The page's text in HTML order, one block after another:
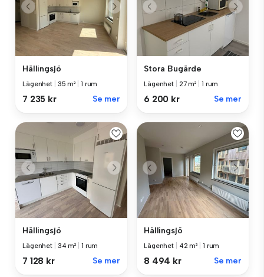
Hällingsjö
Lägenhet 35 m² 1 rum
7 235 kr Se mer
Stora Bugärde
Lägenhet 27 m² 1 rum
6 200 kr Se mer
Hällingsjö
Lägenhet 34 m² 1 rum
7 128 kr Se mer
Hällingsjö
Lägenhet 42 m² 1 rum
8 494 kr Se mer